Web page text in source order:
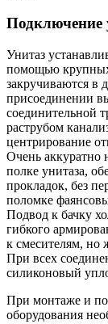
Подключение
Унитаз
помощью
закручиваются в
присоединении
соединительной
раструбом
центрирование
Очень аккуратно
полке унитаза,
прокладок, без
поломке
Подвод к бачку
гибкого
к смесителям, но
При всех
силиконовый
При монтаже и
оборудования